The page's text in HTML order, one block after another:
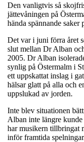
Den vanligtvis så
jättevåningen på
hända spännande
Det var i juni förra året
slut mellan Dr Alban
2005. Dr Alban
synlig på Östermalm i
ett uppskattat inslag i
hälsar glatt på alla och
uppslukad av jorden.
Inte blev situationen
Alban inte längre
har musikern tillbringat
inför framtida